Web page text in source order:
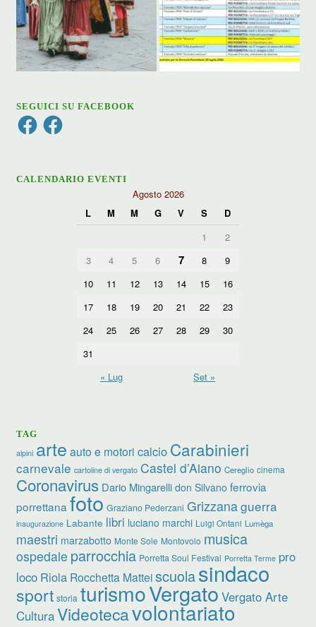
SEGUICI SU FACEBOOK
FacebookFacebook
CALENDARIO EVENTI
Agosto 2026
L
M M G V S
D
1
2
3
4 5 6 7 8
9
10
11 12 13 14 15
16
17
18 19 20 21 22
23
24
25 26 27 28 29
30
31
« Lug
Set »
TAG
alpini arte auto e motori calcio Carabinieri
carnevale cartoline di vergato Castel d’Aiano Cereglio cinema
Coronavirus Dario Mingarelli don Silvano ferrovia
porrettana foto Graziano Pederzani Grizzanaguerra
inaugurazione Labante libri luciano marchi Luigi Ontani Lumèga
maestri marzabotto Monte Sole Montovolo musica
ospedale parrocchia Porretta Soul Festival Porretta Terme pro
loco Riola Rocchetta Matteiscuolasindaco
sport storia turismoVergato Vergato Arte
CulturaVideotecavolontariato